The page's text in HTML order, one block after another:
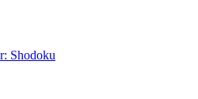
Shodoku